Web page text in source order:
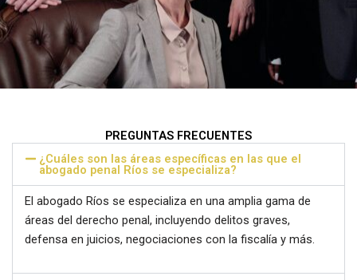
PREGUNTAS FRECUENTES
¿Cuáles son las áreas específicas en las que el
abogado penal Ríos se especializa?
El abogado Ríos se especializa en una amplia gama de
áreas del derecho penal, incluyendo delitos graves,
defensa en juicios, negociaciones con la fiscalía y más.